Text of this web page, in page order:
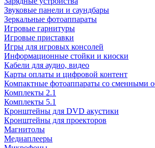
Звуковые панели и саундбары
Зеркальные фотоаппараты
Игровые гарнитуры
Игровые приставки
Игры для игровых консолей
Информационные стойки и киоски
Кабели для аудио, видео
Карты оплаты и цифровой контент
Компактные фотоаппараты со сменными
Комплекты 2.1
Комплекты 5.1
Кронштейны для DVD акустики
Кронштейны для проекторов
Магнитолы
Медиаплееры